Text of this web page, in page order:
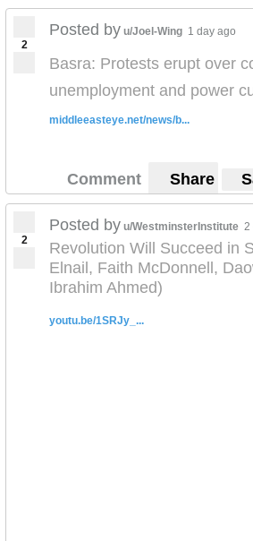
2
Posted by u/Joel-Wing 1 day ago
Basra: Protests erupt over
unemployment and power
middleeasteye.net/news/b...
Comment Share
2
Posted by u/WestminsterInstitute 2
Revolution Will Succeed in
Elnail, Faith McDonnell,
Ibrahim Ahmed)
youtu.be/1SRJy_...